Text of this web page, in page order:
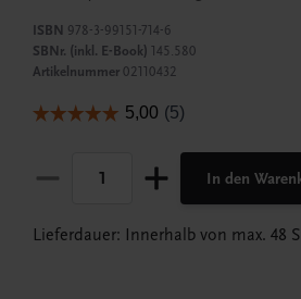
ISBN 978-3-99151-714-6
SBNr. (inkl. E-Book) 145.580
Artikelnummer 02110432
In den
Lieferdauer: Innerhalb von max. 48